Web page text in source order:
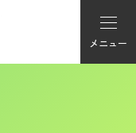
メニュー